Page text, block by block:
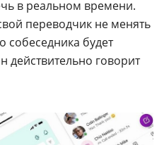
в реальном времени.
переводчик не менять
собеседника будет
действительно говорит